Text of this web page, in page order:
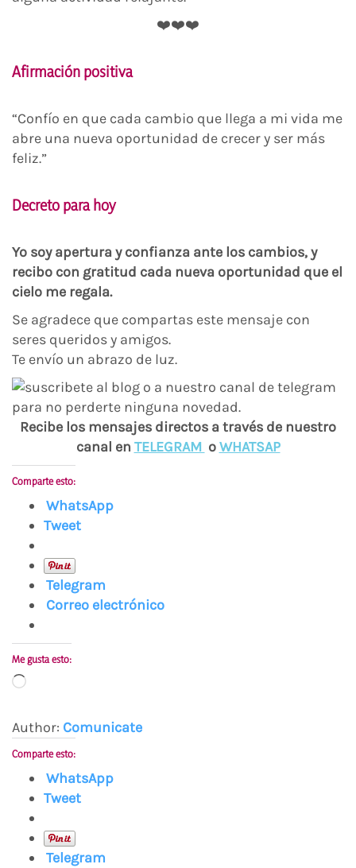
❤️❤️❤️
Afirmación positiva
“Confío en que cada cambio que llega a mi vida me
abre una nueva oportunidad de crecer y ser más
feliz.”
Decreto para hoy
Yo soy apertura y confianza ante los cambios, y
recibo con gratitud cada nueva oportunidad que el
cielo me regala.
Se agradece que compartas este mensaje con
seres queridos y amigos.
Te envío un abrazo de luz.
Recibe los mensajes directos a través de nuestro
canal en TELEGRAM oWHATSAP
Comparte esto:
WhatsApp
Tweet
Telegram
Correo electrónico
Me gusta esto:
Cargando...
Author: Comunicate
Comparte esto:
WhatsApp
Tweet
Telegram